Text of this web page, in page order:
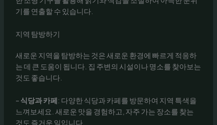
기를 연출할 수 있습니다.
지역 탐방하기
새로운 지역을 탐방하는 것은 새로운 환경에 빠르게 적응하
는 데 큰 도움이 됩니다. 집 주변의 시설이나 명소를 찾아보는
것도 좋습니다.
– 식당과 카페: 다양한 식당과 카페를 방문하여 지역 특색을
느껴보세요. 새로운 맛을 경험하고, 자주 가는 장소를 찾는
것도 즐거운 일입니다.